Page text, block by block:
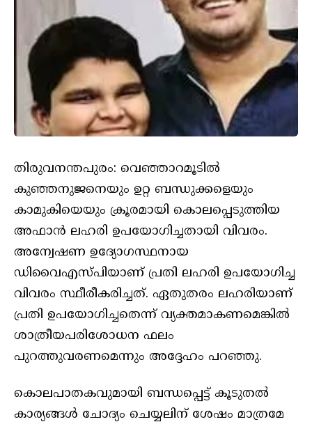
തിരുവനന്തപുരം: വെഞ്ഞാറമൂടിൽ
കുഞ്ഞനുജനെയും ഉറ്റ ബന്ധുക്കളെയും
കാമുകിയെയും ക്രൂരമായി കൊലപ്പെടുത്തിയ
അഫാൻ ലഹരി ഉപയോഗിച്ചതായി വിവരം.
അന്വേഷണ ഉദ്യോഗസ്ഥനായ
ഡിവൈഎസ്പിയാണ് പ്രതി ലഹരി ഉപയോഗിച്ച
വിവരം സ്ഥീരീകരിച്ചത്. ഏതുതരം ലഹരിയാണ്
പ്രതി ഉപയോഗിച്ചതെന്ന് വ്യക്തമാകണമെങ്കിൽ
ശാത്രീയപരിശോധന ഫലം
പുറത്തുവരണമെന്നും അദ്ദേഹം പറഞ്ഞു.
കൊലപാതകവുമായി ബന്ധപ്പെട്ട് കൂടുതൽ
കാര്യങ്ങൾ ചോദ്യം ചെയ്യലിന് ശേഷം മാത്രമേ